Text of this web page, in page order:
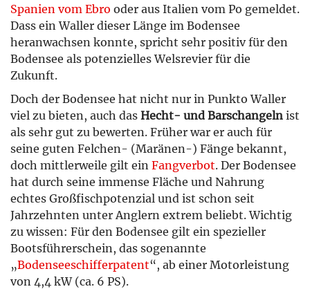
Spanien vom Ebro oder aus Italien vom Po gemeldet.
Dass ein Waller dieser Länge im Bodensee
heranwachsen konnte, spricht sehr positiv für den
Bodensee als potenzielles Welsrevier für die
Zukunft.
Doch der Bodensee hat nicht nur in Punkto Waller
viel zu bieten, auch das Hecht- und Barschangeln ist
als sehr gut zu bewerten. Früher war er auch für
seine guten Felchen- (Maränen-) Fänge bekannt,
doch mittlerweile gilt ein Fangverbot. Der Bodensee
hat durch seine immense Fläche und Nahrung
echtes Großfischpotenzial und ist schon seit
Jahrzehnten unter Anglern extrem beliebt. Wichtig
zu wissen: Für den Bodensee gilt ein spezieller
Bootsführerschein, das sogenannte
„Bodenseeschifferpatent“, ab einer Motorleistung
von 4,4 kW (ca. 6 PS).